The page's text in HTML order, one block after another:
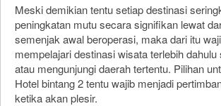
Meski demikian tentu setiap destinasi
peningkatan mutu secara signifikan lewat
semenjak awal beroperasi, maka dari itu
mempelajari destinasi wisata terlebih
atau mengunjungi daerah tertentu. Pilihan
Hotel bintang 2 tentu wajib menjadi
ketika akan plesir.